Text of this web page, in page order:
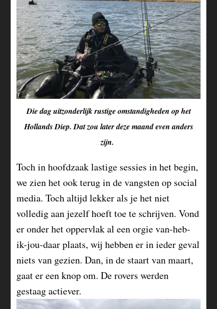
Die dag uitzonderlijk rustige omstandigheden op het
Hollands Diep. Dat zou later deze maand even anders
zijn.
Toch in hoofdzaak lastige sessies in het begin,
we zien het ook terug in de vangsten op social
media. Toch altijd lekker als je het niet
volledig aan jezelf hoeft toe te schrijven. Vond
er onder het oppervlak al een orgie van-heb-
ik-jou-daar plaats, wij hebben er in ieder geval
niets van gezien. Dan, in de staart van maart,
gaat er een knop om. De rovers werden
gestaag actiever.